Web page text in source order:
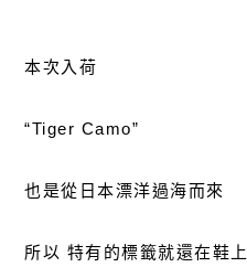
本次入荷
“Tiger Camo”
也是從日本漂洋過海而來
所以 特有的標籤就還在鞋上